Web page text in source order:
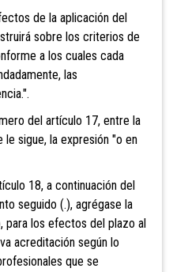
de la aplicación del
sobre los criterios de
a los cuales cada
las
del artículo 17, entre la
le sigue, la expresión "o en
18, a continuación del
seguido (.), agrégase la
para los efectos del plazo al
acreditación según lo
que se